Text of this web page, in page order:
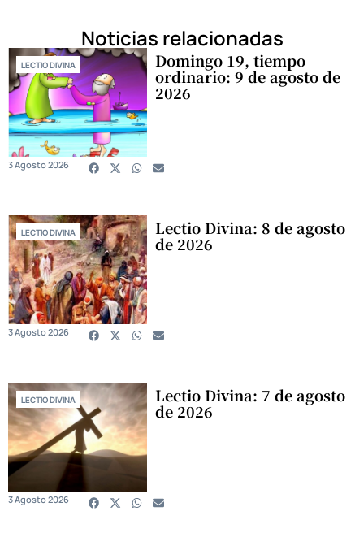
Noticias relacionadas
LECTIO DIVINA Domingo 19, tiempo
ordinario: 9 de agosto de
2026
3 Agosto 2026
LECTIO DIVINA Lectio Divina: 8 de agosto
de 2026
3 Agosto 2026
LECTIO DIVINA Lectio Divina: 7 de agosto
de 2026
3 Agosto 2026